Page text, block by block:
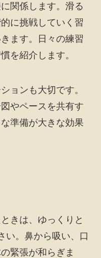
関係します。滑る
に挑戦していく習
ます。日々の練習
を紹介します。
ョンも大切です。
やペースを共有す
準備が大きな効果
きは、ゆっくりと
い。鼻から吸い、口
緊張が和らぎま